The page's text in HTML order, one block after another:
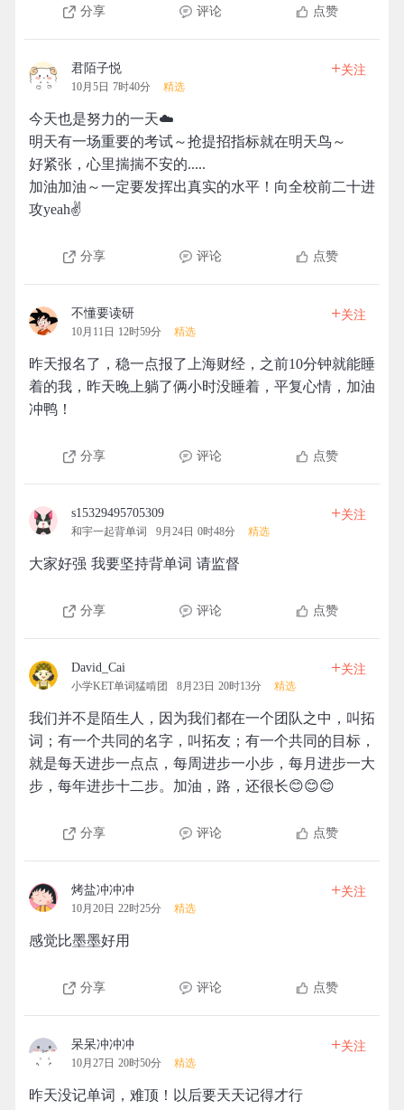
分享 评论 点赞
君陌子悦
10月5日 7时40分 精选
+关注
今天也是努力的一天☁️
明天有一场重要的考试～抢提招指标就在明天鸟～
好紧张，心里揣揣不安的.....
加油加油～一定要发挥出真实的水平！向全校前二十进
攻yeah✌️
分享 评论 点赞
不懂要读研
10月11日 12时59分 精选
+关注
昨天报名了，稳一点报了上海财经，之前10分钟就能睡
着的我，昨天晚上躺了俩小时没睡着，平复心情，加油
冲鸭！
分享 评论 点赞
s15329495705309
和宇一起背单词 9月24日 0时48分 精选
+关注
大家好强 我要坚持背单词 请监督
分享 评论 点赞
David_Cai
小学KET单词猛啃团 8月23日 20时13分 精选
+关注
我们并不是陌生人，因为我们都在一个团队之中，叫拓
词；有一个共同的名字，叫拓友；有一个共同的目标，
就是每天进步一点点，每周进步一小步，每月进步一大
步，每年进步十二步。加油，路，还很长😊😊😊
分享 评论 点赞
烤盐冲冲冲
10月20日 22时25分 精选
+关注
感觉比墨墨好用
分享 评论 点赞
呆呆冲冲冲
10月27日 20时50分 精选
+关注
昨天没记单词，难顶！以后要天天记得才行